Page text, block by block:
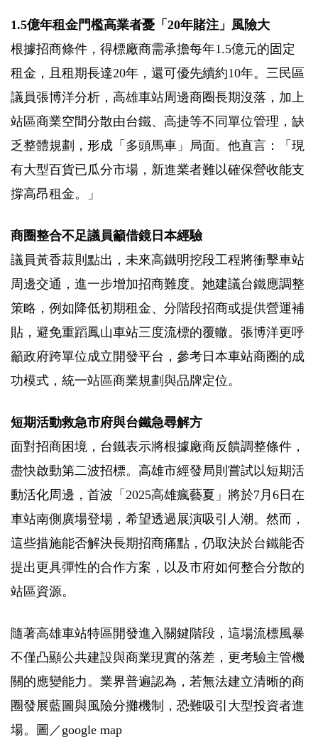
1.5億年租金門檻高業者憂「 20年賭注」風險大
根據招商條件，得標廠商需承擔每年1.5億元的固定
租金，且租期長達20年，還可優先續約10年。三民區
議員張博洋分析，高雄車站周邊商圈長期沒落，加上
站區商業空間分散由台鐵、高捷等不同單位管理，缺
乏整體規劃，形成「多頭馬車」局面。他直言：「現
有大型百貨已瓜分市場，新進業者難以確保營收能支
撐高昂租金。」
商圈整合不足議員籲借鏡日本經驗
議員黃香菽則點出，未來高鐵明挖段工程將衝擊車站
周邊交通，進一步增加招商難度。她建議台鐵應調整
策略，例如降低初期租金、分階段招商或提供營運補
貼，避免重蹈鳳山車站三度流標的覆轍。張博洋更呼
籲政府跨單位成立開發平台，參考日本車站商圈的成
功模式，統一站區商業規劃與品牌定位。
短期活動救急市府與台鐵急尋解方
面對招商困境，台鐵表示將根據廠商反饋調整條件，
盡快啟動第二波招標。高雄市經發局則嘗試以短期活
動活化周邊，首波「 2025高雄瘋藝夏」將於7月 6 日在
車站南側廣場登場，希望透過展演吸引人潮。然而，
這些措施能否解決長期招商痛點，仍取決於台鐵能否
提出更具彈性的合作方案，以及市府如何整合分散的
站區資源。
隨著高雄車站特區開發進入關鍵階段，這場流標風暴
不僅凸顯公共建設與商業現實的落差，更考驗主管機
關的應變能力。業界普遍認為，若無法建立清晰的商
圈發展藍圖與風險分攤機制，恐難吸引大型投資者進
場。圖／google map